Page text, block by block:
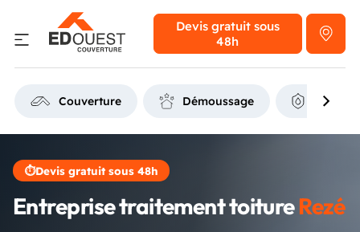
Devis gratuit sous
48h
Couverture Démoussage
⏱Devis gratuit sous 48h
Entreprise traitement toitureRezé